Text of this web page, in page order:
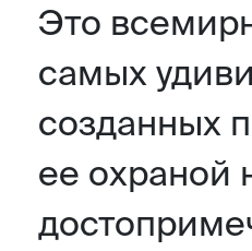
Это
самых
созданных
ее охраной